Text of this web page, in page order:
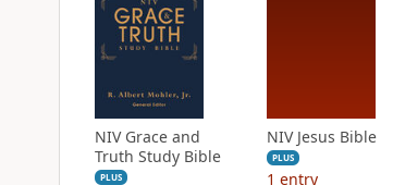
NIV Grace and
Truth Study Bible
PLUS
NIV Jesus Bible
PLUS
1 entry